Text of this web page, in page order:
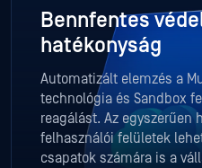
Bennfentes
hatékonyság
Automatizált elemzés a
technológia és Sandbox
reagálást. Az egyszerűen
felhasználói felületek
csapatok számára is a